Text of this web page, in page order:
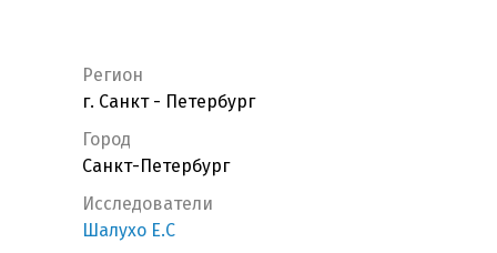
Регион
г. Санкт - Петербург
Город
Санкт-Петербург
Исследователи
Шалухо Е.С